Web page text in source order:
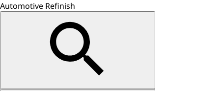
Automotive Refinish